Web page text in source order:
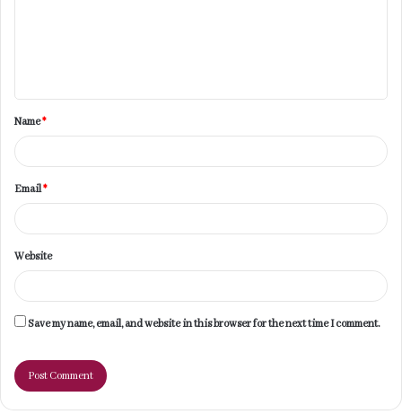
t
*Name*
Email*
Website
Save my name, email, and website in this browser for the next time I comment.